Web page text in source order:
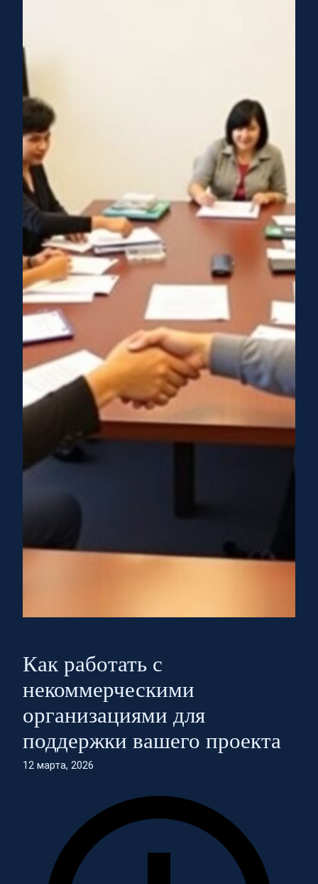
Как работать с
некоммерческими
организациями для
поддержки вашего проекта
12 марта, 2026